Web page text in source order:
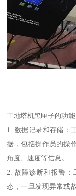
工地塔机黑匣子的功
1. 数据记录和存储：
据，包括操作员的操
角度、速度等信息。
2. 故障诊断和报警
态，一旦发现异常或